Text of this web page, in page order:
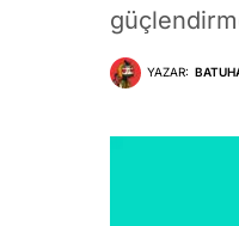
YAZAR: